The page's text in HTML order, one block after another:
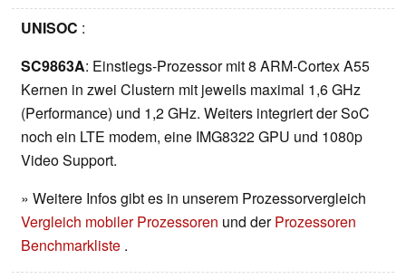
UNISOC :
SC9863A: Einstiegs-Prozessor mit 8 ARM-Cortex A55
Kernen in zwei Clustern mit jeweils maximal 1,6 GHz
(Performance) und 1,2 GHz. Weiters integriert der SoC
noch ein LTE modem, eine IMG8322 GPU und 1080p
Video Support.
» Weitere Infos gibt es in unserem Prozessorvergleich
Vergleich mobiler Prozessoren und derProzessoren
Benchmarkliste .